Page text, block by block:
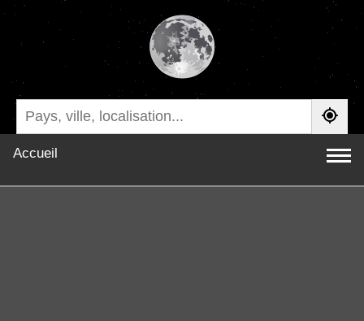
Accueil